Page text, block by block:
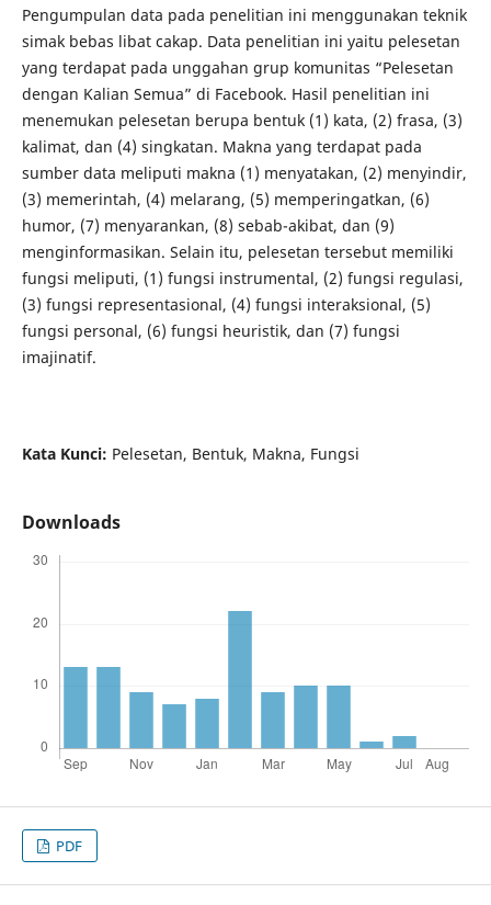
Pengumpulan data pada penelitian ini menggunakan teknik
simak bebas libat cakap. Data penelitian ini yaitu pelesetan
yang terdapat pada unggahan grup komunitas “Pelesetan
dengan Kalian Semua” di Facebook. Hasil penelitian ini
menemukan pelesetan berupa bentuk (1) kata, (2) frasa, (3)
kalimat, dan (4) singkatan. Makna yang terdapat pada
sumber data meliputi makna (1) menyatakan, (2) menyindir,
(3) memerintah, (4) melarang, (5) memperingatkan, (6)
humor, (7) menyarankan, (8) sebab-akibat, dan (9)
menginformasikan. Selain itu, pelesetan tersebut memiliki
fungsi meliputi, (1) fungsi instrumental, (2) fungsi regulasi,
(3) fungsi representasional, (4) fungsi interaksional, (5)
fungsi personal, (6) fungsi heuristik, dan (7) fungsi
imajinatif.
Kata Kunci: Pelesetan, Bentuk, Makna, Fungsi
Downloads
PDF